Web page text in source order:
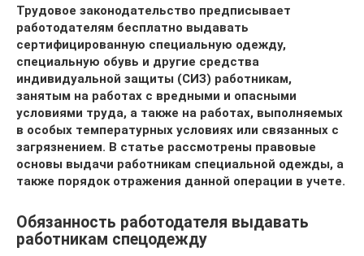
Трудовое законодательство предписывает
работодателям бесплатно выдавать
сертифицированную специальную одежду,
специальную обувь и другие средства
индивидуальной защиты (СИЗ) работникам,
занятым на работах с вредными и опасными
условиями труда, а также на работах, выполняемых
в особых температурных условиях или связанных с
загрязнением. В статье рассмотрены правовые
основы выдачи работникам специальной одежды, а
также порядок отражения данной операции в учете.
Обязанность работодателя выдавать
работникам спецодежду